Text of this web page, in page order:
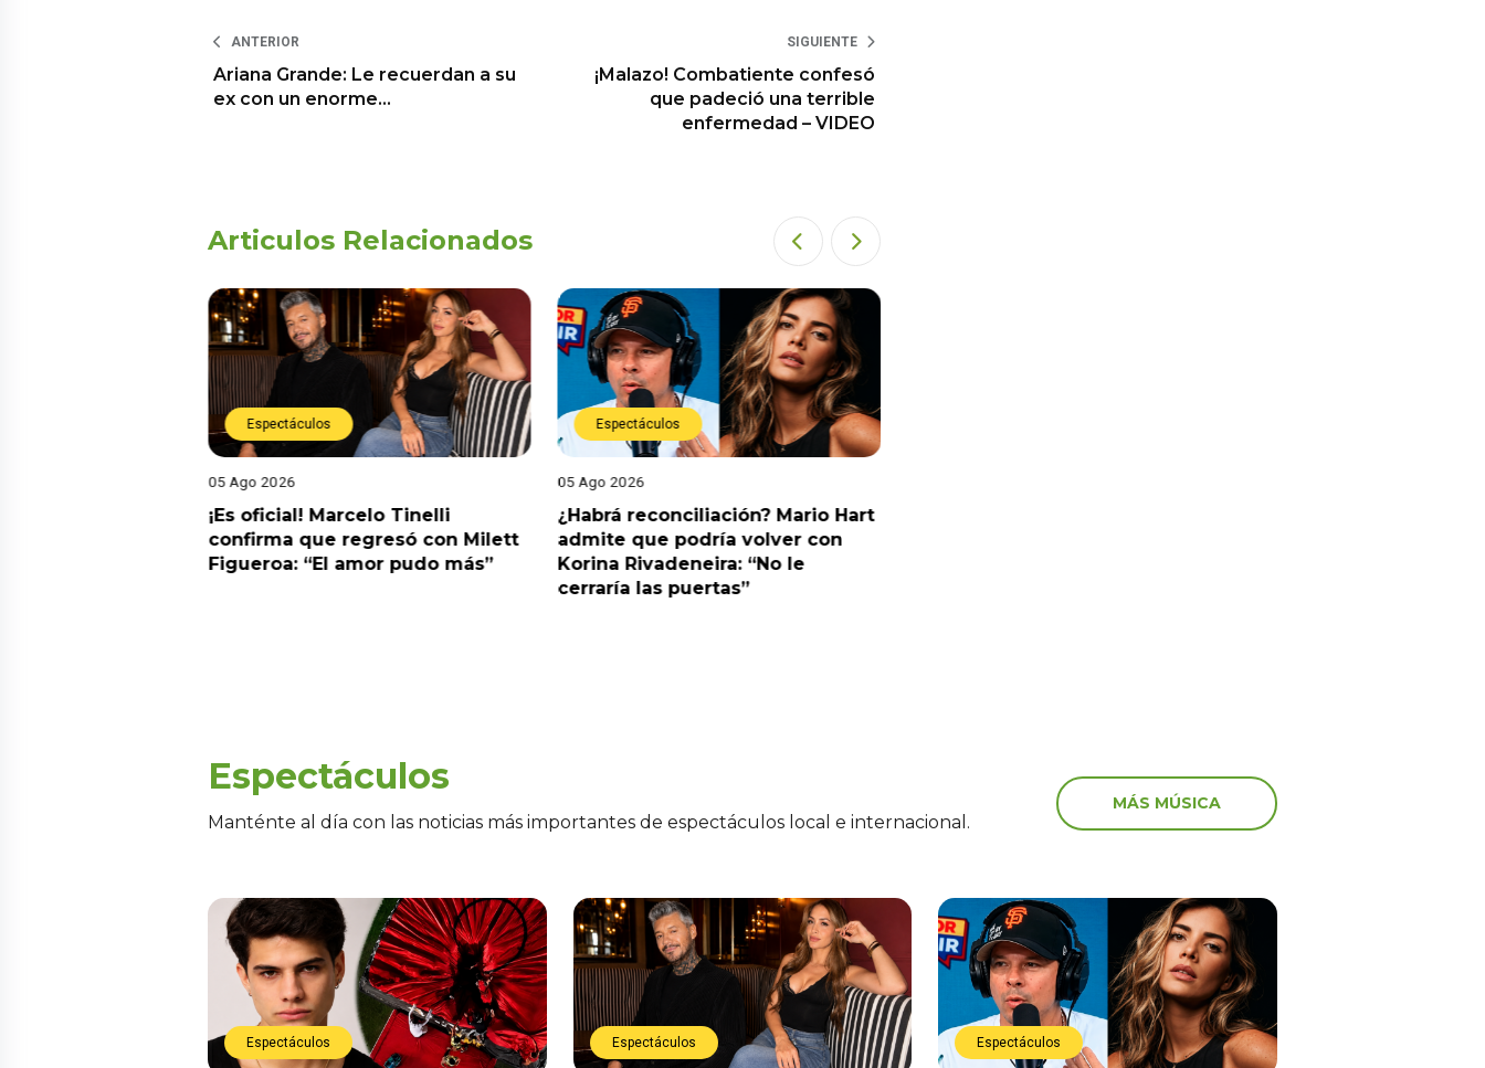
ANTERIOR
Ariana Grande: Le recuerdan a su
ex con un enorme…
SIGUIENTE
¡Malazo! Combatiente confesó
que padeció una terrible
enfermedad – VIDEO
Articulos Relacionados
Espectáculos
05 Ago 2026
¡Es oficial! Marcelo Tinelli
confirma que regresó con Milett
Figueroa: “El amor pudo más”
Espectáculos
05 Ago 2026
¿Habrá reconciliación? Mario Hart
admite que podría volver con
Korina Rivadeneira: “No le
cerraría las puertas”
Espectáculos
Manténte al día con las noticias más importantes de espectáculos local e internacional.
MÁS MÚSICA
Espectáculos Espectáculos Espectáculos